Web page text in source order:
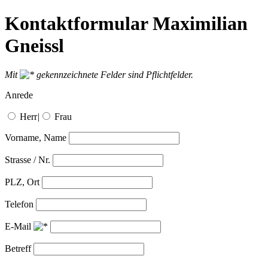
Kontaktformular Maximilian
Gneissl
Mit
gekennzeichnete Felder sind Pflichtfelder.
Anrede
Herr| Frau
Vorname, Name
Strasse / Nr.
PLZ, Ort
Telefon
E-Mail
Betreff